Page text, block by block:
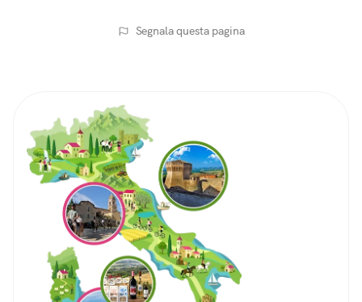
Segnala questa pagina